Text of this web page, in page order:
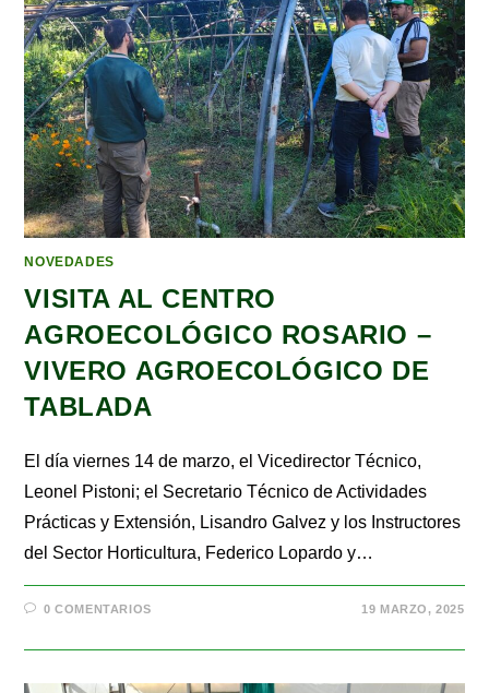
NOVEDADES
VISITA AL CENTRO
AGROECOLÓGICO ROSARIO –
VIVERO AGROECOLÓGICO DE
TABLADA
El día viernes 14 de marzo, el Vicedirector Técnico,
Leonel Pistoni; el Secretario Técnico de Actividades
Prácticas y Extensión, Lisandro Galvez y los Instructores
del Sector Horticultura, Federico Lopardo y…
0 COMENTARIOS 19 MARZO, 2025